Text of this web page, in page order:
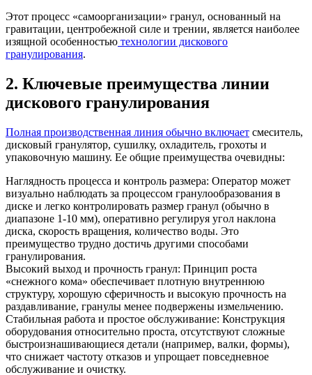
Этот процесс «самоорганизации» гранул, основанный на
гравитации, центробежной силе и трении, является наиболее
изящной особенностью технологии дискового
гранулирования.
2. Ключевые преимущества линии
дискового гранулирования
Полная производственная линия обычно включает смеситель,
дисковый гранулятор, сушилку, охладитель, грохоты и
упаковочную машину. Ее общие преимущества очевидны:
Наглядность процесса и контроль размера: Оператор может
визуально наблюдать за процессом гранулообразования в
диске и легко контролировать размер гранул (обычно в
диапазоне 1-10 мм), оперативно регулируя угол наклона
диска, скорость вращения, количество воды. Это
преимущество трудно достичь другими способами
гранулирования.
Высокий выход и прочность гранул: Принцип роста
«снежного кома» обеспечивает плотную внутреннюю
структуру, хорошую сферичность и высокую прочность на
раздавливание, гранулы менее подвержены измельчению.
Стабильная работа и простое обслуживание: Конструкция
оборудования относительно проста, отсутствуют сложные
быстроизнашивающиеся детали (например, валки, формы),
что снижает частоту отказов и упрощает повседневное
обслуживание и очистку.